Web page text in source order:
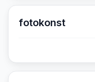
fotokonst